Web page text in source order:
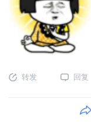
转发 回复